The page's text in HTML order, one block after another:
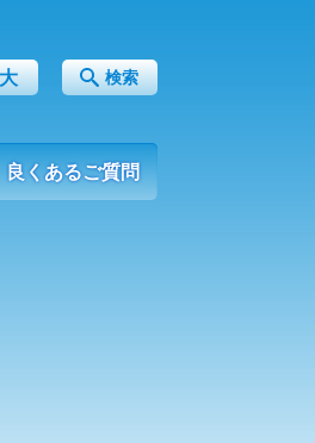
良くあるご質問
検索
大